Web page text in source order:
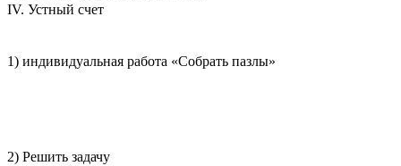
IV. Устный счет
1) индивидуальная работа «Собрать пазлы»
2) Решить задачу